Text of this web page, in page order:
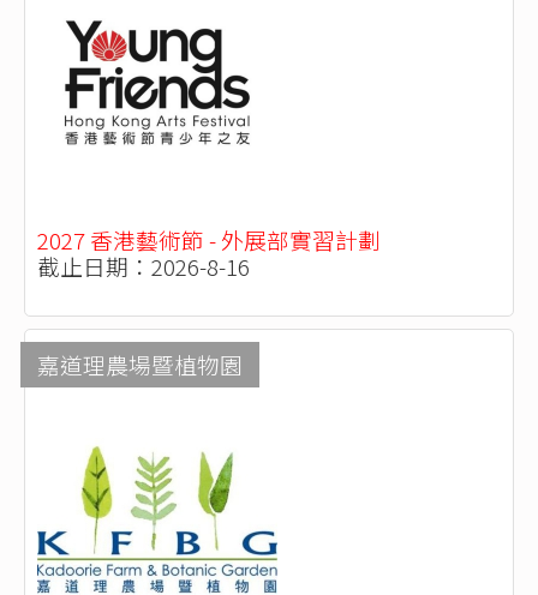
2027 香港藝術節 - 外展部實習計劃
截止日期：2026-8-16
嘉道理農場暨植物園